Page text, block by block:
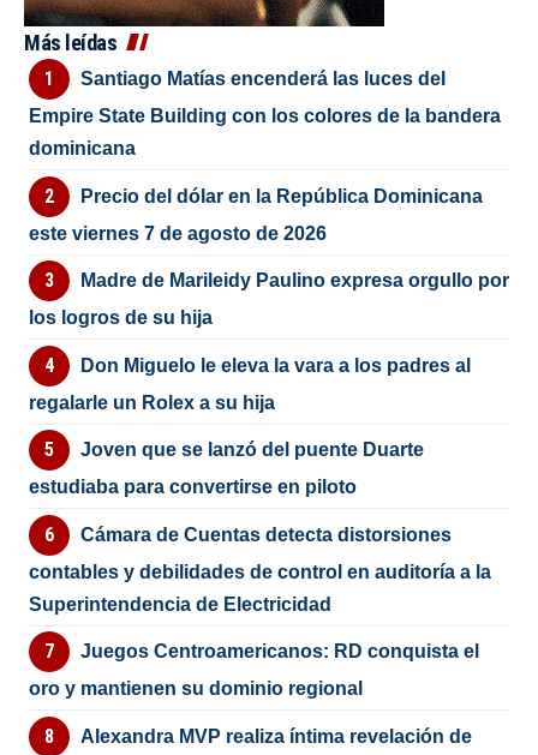
Más leídas
Santiago Matías encenderá las luces del
Empire State Building con los colores de la bandera
dominicana
Precio del dólar en la República Dominicana
este viernes 7 de agosto de 2026
Madre de Marileidy Paulino expresa orgullo por
los logros de su hija
Don Miguelo le eleva la vara a los padres al
regalarle un Rolex a su hija
Joven que se lanzó del puente Duarte
estudiaba para convertirse en piloto
Cámara de Cuentas detecta distorsiones
contables y debilidades de control en auditoría a la
Superintendencia de Electricidad
Juegos Centroamericanos: RD conquista el
oro y mantienen su dominio regional
Alexandra MVP realiza íntima revelación de